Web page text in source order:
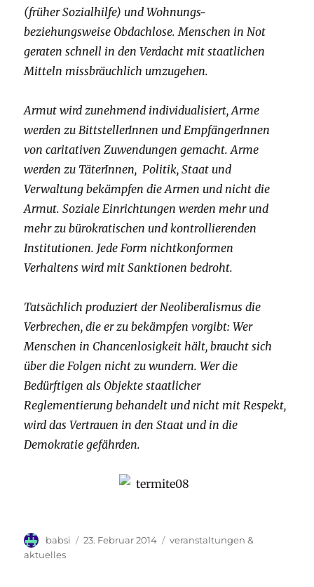
(früher Sozialhilfe) und Wohnungs-
beziehungsweise Obdachlose. Menschen in Not
geraten schnell in den Verdacht mit staatlichen
Mitteln missbräuchlich umzugehen.
Armut wird zunehmend individualisiert, Arme
werden zu BittstellerInnen und EmpfängerInnen
von caritativen Zuwendungen gemacht. Arme
werden zu TäterInnen, Politik, Staat und
Verwaltung bekämpfen die Armen und nicht die
Armut. Soziale Einrichtungen werden mehr und
mehr zu bürokratischen und kontrollierenden
Institutionen. Jede Form nichtkonformen
Verhaltens wird mit Sanktionen bedroht.
Tatsächlich produziert der Neoliberalismus die
Verbrechen, die er zu bekämpfen vorgibt: Wer
Menschen in Chancenlosigkeit hält, braucht sich
über die Folgen nicht zu wundern. Wer die
Bedürftigen als Objekte staatlicher
Reglementierung behandelt und nicht mit Respekt,
wird das Vertrauen in den Staat und in die
Demokratie gefährden.
Autor
babsi
Veröffentlicht
23. Februar 2014 Kategorien
veranstaltungen &
aktuelles